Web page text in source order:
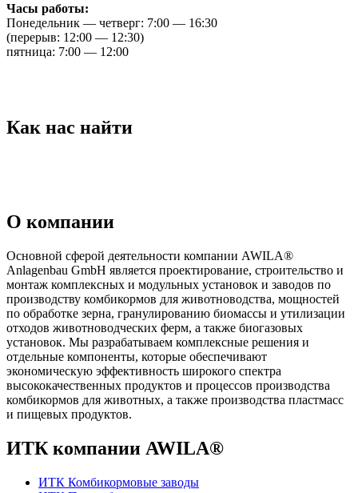
Часы работы:
Понедельник — четверг: 7:00 — 16:30
(перерыв: 12:00 — 12:30)
пятница: 7:00 — 12:00
Как нас найти
О компании
Основной сферой деятельности компании AWILA®
Anlagenbau GmbH является проектирование, строительство и
монтаж комплексных и модульных установок и заводов по
производству комбикормов для животноводства, мощностей
по обработке зерна, гранулированию биомассы и утилизации
отходов животноводческих ферм, а также биогазовых
установок. Мы разрабатываем комплексные решения и
отдельные компоненты, которые обеспечивают
экономическую эффективность широкого спектра
высококачественных продуктов и процессов производства
комбикормов для животных, а также производства пластмасс
и пищевых продуктов.
ИТК компании AWILA®
ИТК Комбикормовые заводы